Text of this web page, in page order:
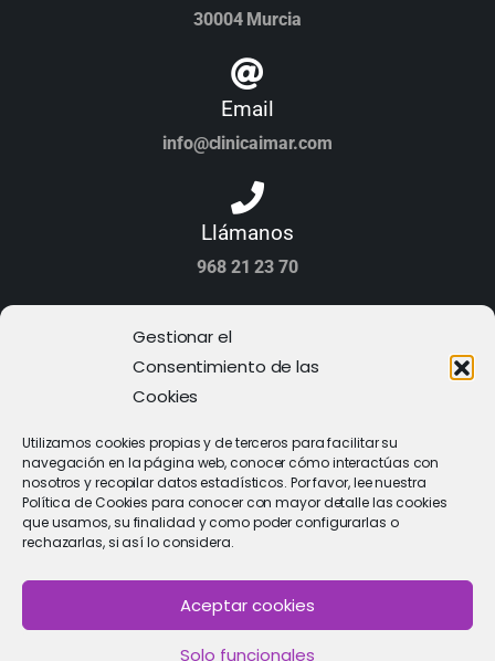
Gestionar el
Consentimiento de las
Cookies
Utilizamos cookies propias y de terceros para facilitar su
navegación en la página web, conocer cómo interactúas con
nosotros y recopilar datos estadísticos. Por favor, lee nuestra
Política de Cookies para conocer con mayor detalle las cookies
que usamos, su finalidad y como poder configurarlas o
rechazarlas, si así lo considera.
Aceptar cookies
Solo funcionales
30004 Murcia
Email
info@clinicaimar.com
Llámanos
968 21 23 70
PIDE CITA
Solicitar cita con un especialista